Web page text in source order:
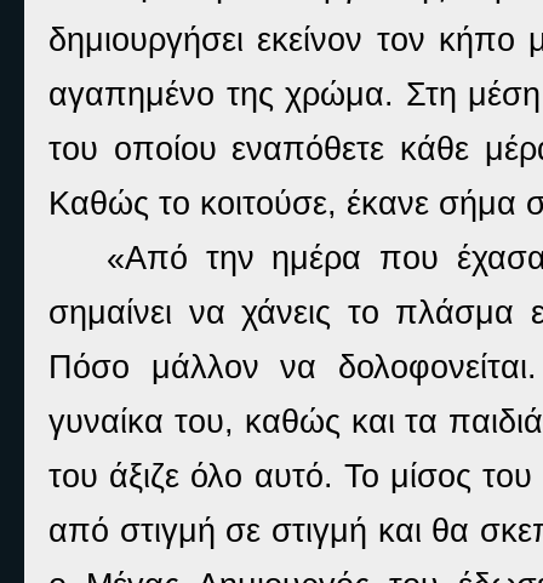
δημιουργήσει εκείνον τον κήπο
αγαπημένο της χρώμα. Στη
του οποίου εναπόθετε κάθε
Καθώς το κοιτούσε, έκανε σήμα
«Από την ημέρα που
σημαίνει να χάνεις το
Πόσο μάλλον να
γυναίκα του, καθώς και τα
του άξιζε όλο αυτό. Το μίσος
από στιγμή σε στιγμή και θα